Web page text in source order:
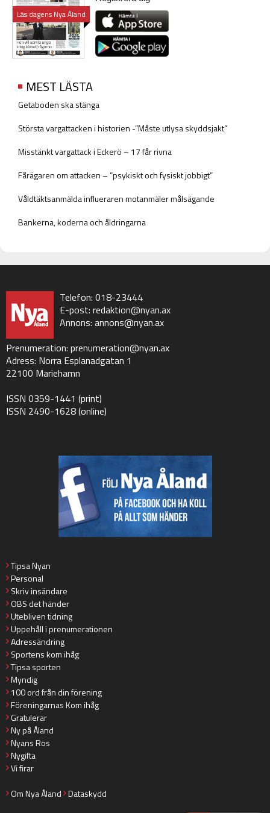
Läs dagens Nya Åland
MEST LÄSTA
Getaboden ska stänga
Största vargattacken i historien -”Måste utlysa skyddsjakt”
Misstänkt vargattack i Eckerö – 17 får rivna
Fårägaren om attacken – ”psykiskt och fysiskt jobbigt”
Våldtäktsanmälda influeraren motanmäler målsägande
Bankerna, koderna och åldringarna
Telefon: 018-23444
E-post: redaktion@nyan.ax
Annons: annons@nyan.ax
Prenumeration: prenumeration@nyan.ax
Adress: Norra Esplanadgatan 1
22100 Mariehamn
ISSN 0359-1441 (print)
ISSN 2490-1628 (online)
Tipsa Nyan
Personal
Skriv insändare
OBS det händer
Utebliven tidning
Uppehåll i prenumerationen
Adressändring
Sportens kom ihåg
Tipsa sporten
Myndig
100 ord från din förening
Föreningarnas Kom ihåg
Gratulerar
Ny på Åland
Nyans Ros
Nygifta
Vi firar
Om Nya Åland Dataskydd